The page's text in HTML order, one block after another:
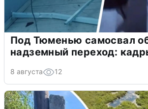
Под Тюменью самосвал
надземный переход:
8 августа 12